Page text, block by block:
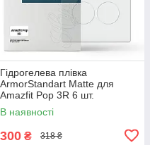
Гідрогелева плівка
ArmorStandart Matte для
Amazfit Pop 3R 6 шт.
(ARM91971)
В наявності
300 ₴ 318 ₴